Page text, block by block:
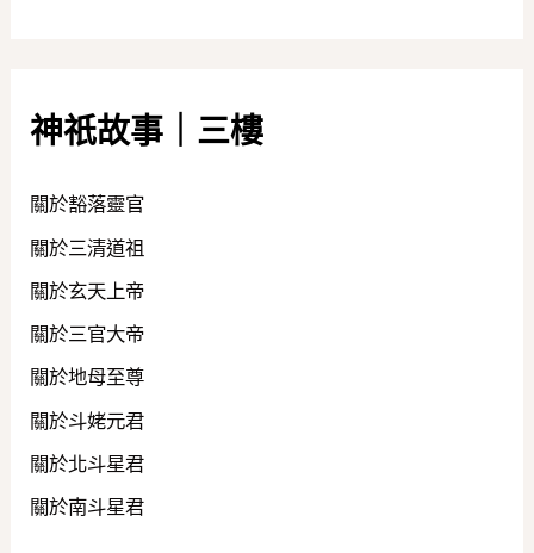
神祇故事｜三樓
關於豁落靈官
關於三清道祖
關於玄天上帝
關於三官大帝
關於地母至尊
關於斗姥元君
關於北斗星君
關於南斗星君